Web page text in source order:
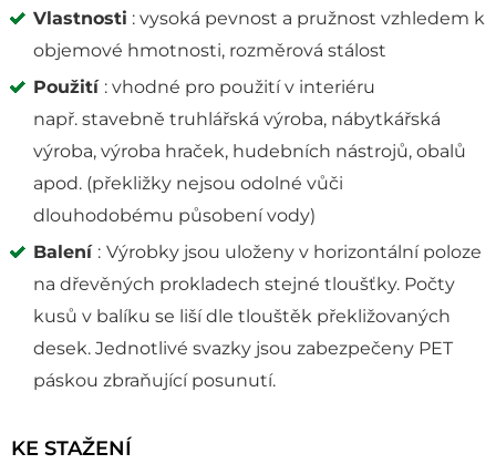
Vlastnosti : vysoká pevnost a pružnost vzhledem k
objemové hmotnosti, rozměrová stálost
Použití : vhodné pro použití v interiéru
např. stavebně truhlářská výroba, nábytkářská
výroba, výroba hraček, hudebních nástrojů, obalů
apod. (překližky nejsou odolné vůči
dlouhodobému působení vody)
Balení : Výrobky jsou uloženy v horizontální poloze
na dřevěných prokladech stejné tloušťky. Počty
kusů v balíku se liší dle tlouštěk překližovaných
desek. Jednotlivé svazky jsou zabezpečeny PET
páskou zbraňující posunutí.
KE STAŽENÍ